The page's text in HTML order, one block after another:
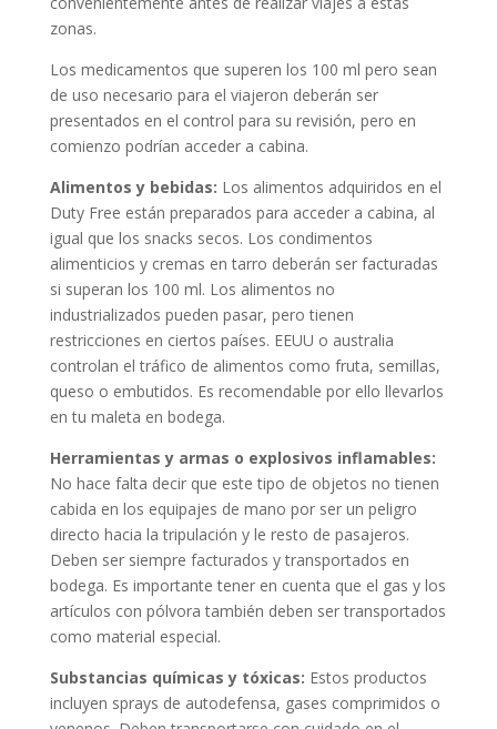
zonas.
Los medicamentos que superen los 100 ml pero sean
de uso necesario para el viajeron deberán ser
presentados en el control para su revisión, pero en
comienzo podrían acceder a cabina.
Alimentos y bebidas: Los alimentos adquiridos en el
Duty Free están preparados para acceder a cabina, al
igual que los snacks secos. Los condimentos
alimenticios y cremas en tarro deberán ser facturadas
si superan los 100 ml. Los alimentos no
industrializados pueden pasar, pero tienen
restricciones en ciertos países. EEUU o australia
controlan el tráfico de alimentos como fruta, semillas,
queso o embutidos. Es recomendable por ello llevarlos
en tu maleta en bodega.
Herramientas y armas o explosivos inflamables:
No hace falta decir que este tipo de objetos no tienen
cabida en los equipajes de mano por ser un peligro
directo hacia la tripulación y le resto de pasajeros.
Deben ser siempre facturados y transportados en
bodega. Es importante tener en cuenta que el gas y los
artículos con pólvora también deben ser transportados
como material especial.
Substancias químicas y tóxicas: Estos productos
incluyen sprays de autodefensa, gases comprimidos o